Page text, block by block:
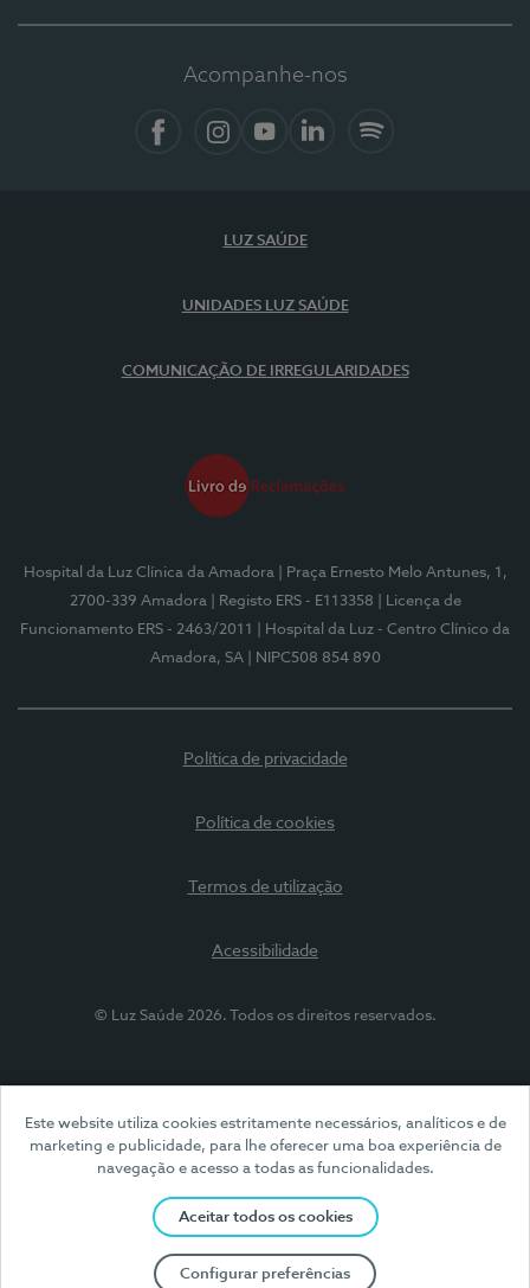
Este website utiliza cookies estritamente necessários, analíticos e de
marketing e publicidade, para lhe oferecer uma boa experiência de
navegação e acesso a todas as funcionalidades.
Aceitar todos os cookies
Configurar preferências
Acompanhe-nos
LUZ SAÚDE
UNIDADES LUZ SAÚDE
COMUNICAÇÃO DE IRREGULARIDADES
Hospital da Luz Clínica da Amadora
| Praça Ernesto Melo Antunes, 1,
2700-339 Amadora
| Registo ERS - E113358
| Licença de
Funcionamento ERS - 2463/2011
| Hospital da Luz - Centro Clínico da
Amadora, SA
| NIPC508 854 890
Política de privacidade
Política de cookies
Termos de utilização
Acessibilidade
© Luz Saúde 2026. Todos os direitos reservados.